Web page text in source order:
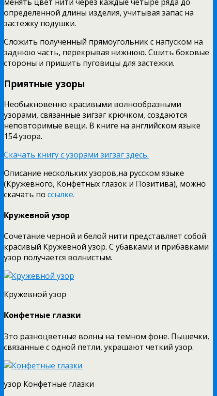
определенной длины изделия, учитывая запас на
застежку подушки.
Сложить полученный прямоугольник с напуском на
заднюю часть, перекрывая нижнюю. Сшить боковые
стороны и пришить пуговицы для застежки.
Приятные узоры
Необыкновенно красивыми волнообразными
узорами, связанные зигзаг крючком, создаются
неповторимые вещи. В книге на английском языке
154 узора.
Скачать книгу с узорами зигзаг здесь.
Описание нескольких узоров,на русском языке
(Кружевного, Конфетных глазок и Позитива), можно
скачать по ссылке.
Кружевной узор
Сочетание черной и белой нити представляет собой
красивый Кружевной узор. С убавками и прибавками
узор получается волнистым.
Кружевной узор
Конфетные глазки
Это разноцветные волны на темном фоне. Пышечки,
связанные с одной петли, украшают четкий узор.
узор Конфетные глазки